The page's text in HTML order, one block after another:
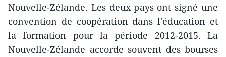
Nouvelle-Zélande. Les deux pays ont signé une
convention de coopération dans l'éducation et
la formation pour la période 2012-2015. La
Nouvelle-Zélande ​accorde souvent des bourses